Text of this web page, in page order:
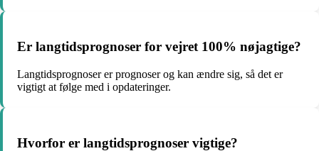
Er langtidsprognoser for vejret 100% nøjagtige?
Langtidsprognoser er prognoser og kan ændre sig, så det er
vigtigt at følge med i opdateringer.
Hvorfor er langtidsprognoser vigtige?